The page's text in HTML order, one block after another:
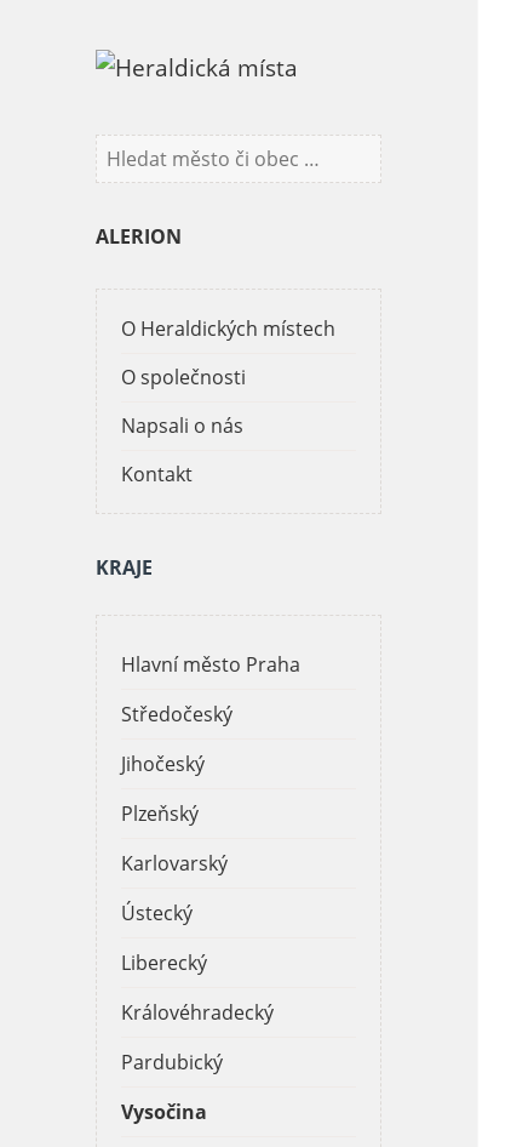
V
y
l
d
á
v
á
n
í
ALERION
O Heraldických místech
O společnosti
Napsali o nás
Kontakt
KRAJE
Hlavní město Praha
Středočeský
Jihočeský
Plzeňský
Karlovarský
Ústecký
Liberecký
Královéhradecký
Pardubický
Vysočina